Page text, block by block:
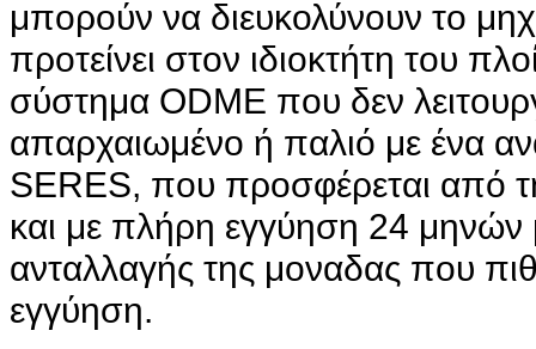
μπορούν να διευκολύνουν το
προτείνει στον ιδιοκτήτη του
σύστημα ODME που δεν
απαρχαιωμένο ή παλιό με ένα
SERES, που προσφέρεται από
και με πλήρη εγγύηση 24 μηνών
ανταλλαγής της μοναδας που
εγγύηση.